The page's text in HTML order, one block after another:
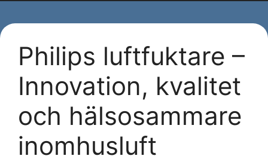
Philips luftfuktare –
Innovation, kvalitet
och hälsosammare
inomhusluft